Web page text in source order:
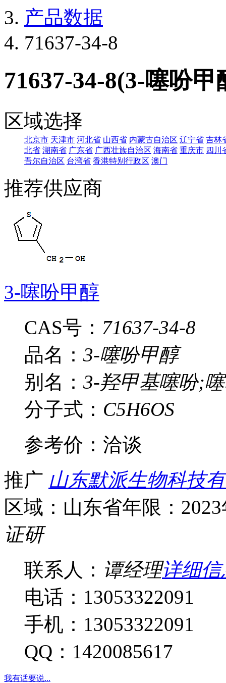
产品数据
71637-34-8
71637-34-8(3-噻吩甲
区域选择
北京市 天津市 河北省 山西省 内蒙古自治区 辽宁省 吉林
北省 湖南省 广东省 广西壮族自治区 海南省 重庆市 四川
吾尔自治区 台湾省 香港特别行政区 澳门
推荐供应商
3-噻吩甲醇
CAS号： 71637-34-8
品名： 3-噻吩甲醇
别名： 3-羟甲基噻吩;
分子式： C5H6OS
参考价： 洽谈
推广 山东默派生物科技
区域：山东省年限：
证研
联系人： 谭经理详细信
电话：13053322091
手机：13053322091
QQ：1420085617
我有话要说...